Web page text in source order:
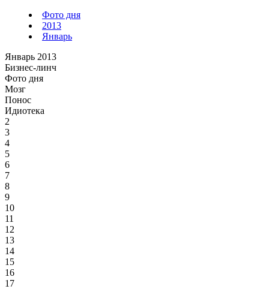
Фото дня
2013
Январь
Январь 2013
Бизнес-линч
Фото дня
Мозг
Понос
Идиотека
2
3
4
5
6
7
8
9
10
11
12
13
14
15
16
17